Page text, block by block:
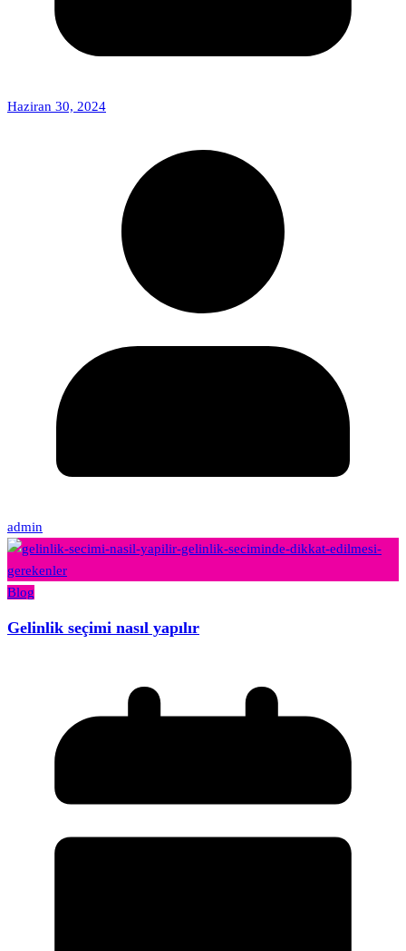
Haziran 30, 2024
admin
Blog
Gelinlik seçimi nasıl yapılır